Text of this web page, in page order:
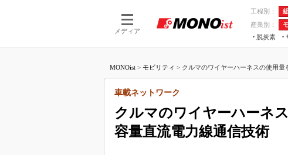
メディア
工程別：
産業別：
脱炭素
つながる工場AI×設備保全
MONOist > モビリティ > クルマのワイヤーハーネスの使用量
クルマのワイヤーハーネ
容量直流電力線通信技術
車載ネットワーク